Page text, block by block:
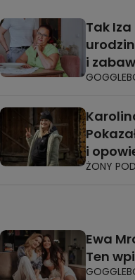
Tak
i
i
ŻONY
Ewa
Ten